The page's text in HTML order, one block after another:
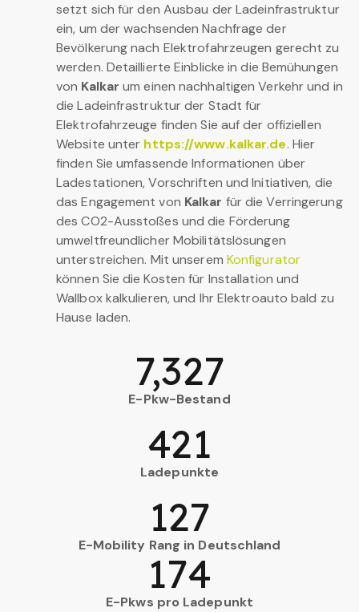
setzt sich für den Ausbau der Ladeinfrastruktur
ein, um der wachsenden Nachfrage der
Bevölkerung nach Elektrofahrzeugen gerecht zu
werden. Detaillierte Einblicke in die Bemühungen
von Kalkar um einen nachhaltigen Verkehr und in
die Ladeinfrastruktur der Stadt für
Elektrofahrzeuge finden Sie auf der offiziellen
Website unter https://www.kalkar.de. Hier
finden Sie umfassende Informationen über
Ladestationen, Vorschriften und Initiativen, die
das Engagement von Kalkar für die Verringerung
des CO2-Ausstoßes und die Förderung
umweltfreundlicher Mobilitätslösungen
unterstreichen. Mit unserem Konfigurator
können Sie die Kosten für Installation und
Wallbox kalkulieren, und Ihr Elektroauto bald zu
Hause laden.
E-Pkw-Bestand
7,327
Ladepunkte
421
E-Mobility Rang in Deutschland
127
E-Pkws pro Ladepunkt
174